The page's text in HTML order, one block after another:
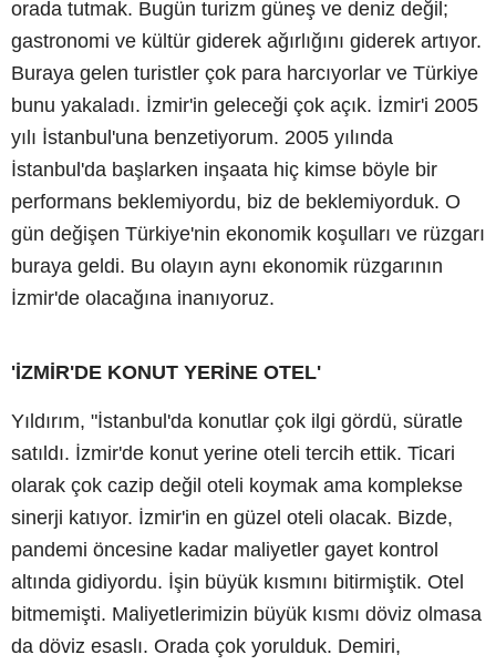
orada tutmak. Bugün turizm güneş ve deniz değil;
gastronomi ve kültür giderek ağırlığını giderek artıyor.
Buraya gelen turistler çok para harcıyorlar ve Türkiye
bunu yakaladı. İzmir'in geleceği çok açık. İzmir'i 2005
yılı İstanbul'una benzetiyorum. 2005 yılında
İstanbul'da başlarken inşaata hiç kimse böyle bir
performans beklemiyordu, biz de beklemiyorduk. O
gün değişen Türkiye'nin ekonomik koşulları ve rüzgarı
buraya geldi. Bu olayın aynı ekonomik rüzgarının
İzmir'de olacağına inanıyoruz.
'İZMİR'DE KONUT YERİNE OTEL'
Yıldırım, "İstanbul'da konutlar çok ilgi gördü, süratle
satıldı. İzmir'de konut yerine oteli tercih ettik. Ticari
olarak çok cazip değil oteli koymak ama komplekse
sinerji katıyor. İzmir'in en güzel oteli olacak. Bizde,
pandemi öncesine kadar maliyetler gayet kontrol
altında gidiyordu. İşin büyük kısmını bitirmiştik. Otel
bitmemişti. Maliyetlerimizin büyük kısmı döviz olmasa
da döviz esaslı. Orada çok yorulduk. Demiri,